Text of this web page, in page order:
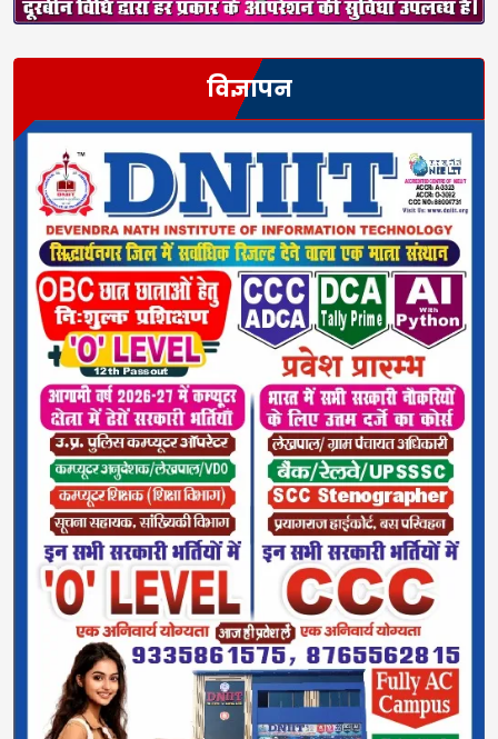
विज्ञापन